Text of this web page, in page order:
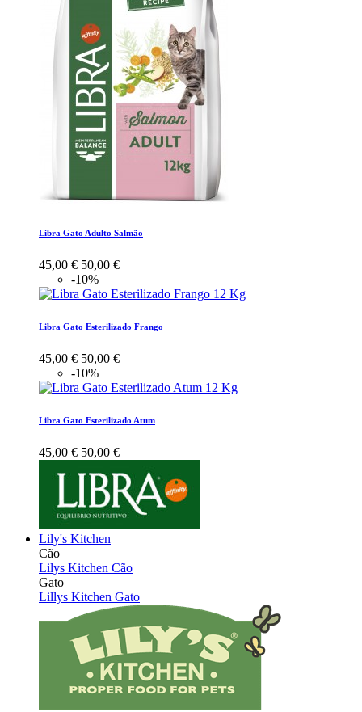
Libra Gato Adulto Salmão
45,00 € 50,00 €
-10%
Libra Gato Esterilizado Frango
45,00 € 50,00 €
-10%
Libra Gato Esterilizado Atum
45,00 € 50,00 €
Lily's Kitchen
Cão
Lilys Kitchen Cão
Gato
Lillys Kitchen Gato